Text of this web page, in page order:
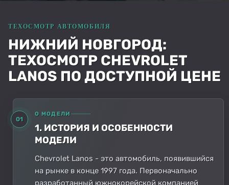
НИЖНИЙ НОВГОРОД:
ТЕХОСМОТР CHEVROLET
LANOS ПО ДОСТУПНОЙ ЦЕНЕ
01
О МОДЕЛИ
1. ИСТОРИЯ И ОСОБЕННОСТИ
МОДЕЛИ
Chevrolet Lanos - это автомобиль, появившийся
на рынке в конце 1997 года. Первоначально
разработанный южнокорейской компанией